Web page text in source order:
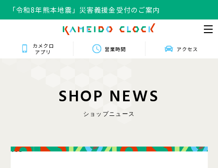
「令和8年熊本地震」災害義援金受付のご案内
カメクロ
アプリ
営業時間 アクセス
SHOP NEWS
ショップニュース
105